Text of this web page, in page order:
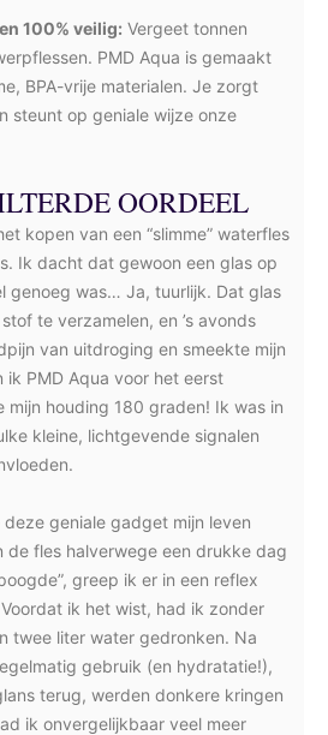
100% veilig: Vergeet tonnen
PMD Aqua is gemaakt
BPA-vrije materialen. Je zorgt
steunt op geniale wijze onze
OORDEEL
kopen van een “slimme” waterfles
Ik dacht dat gewoon een glas op
genoeg was… Ja, tuurlijk. Dat glas
te verzamelen, en ’s avonds
van uitdroging en smeekte mijn
ik PMD Aqua voor het eerst
houding 180 graden! Ik was in
kleine, lichtgevende signalen
geniale gadget mijn leven
de fles halverwege een drukke dag
greep ik er in een reflex
ik het wist, had ik zonder
twee liter water gedronken. Na
gebruik (en hydratatie!),
terug, werden donkere kringen
ik onvergelijkbaar veel meer